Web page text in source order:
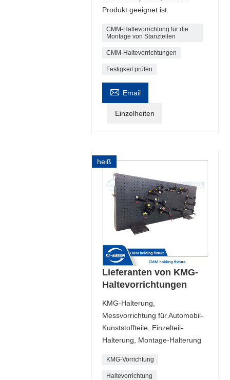
Produkt geeignet ist.
CMM-Haltevorrichtung für die
Montage von Stanzteilen
CMM-Haltevorrichtungen
Festigkeit prüfen
 Email
Einzelheiten
heiß
Lieferanten von KMG-
Haltevorrichtungen
KMG-Halterung,
Messvorrichtung für Automobil-
Kunststoffteile, Einzelteil-
Halterung, Montage-Halterung
KMG-Vorrichtung
Haltevorrichtung